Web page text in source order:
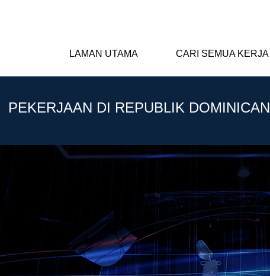
LAMAN UTAMA CARI SEMUA KERJA
PEKERJAAN DI REPUBLIK DOMINICAN